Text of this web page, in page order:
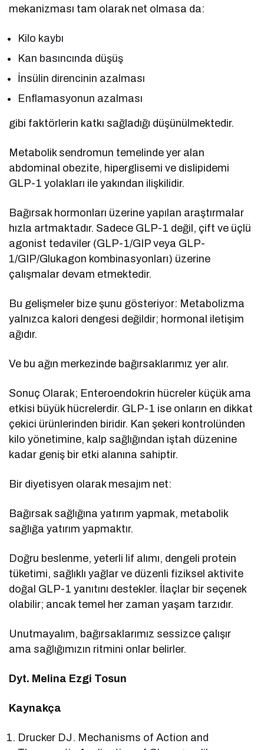
mekanizması tam olarak net olmasa da:
Kilo kaybı
Kan basıncında düşüş
İnsülin direncinin azalması
Enflamasyonun azalması
gibi faktörlerin katkı sağladığı düşünülmektedir.
Metabolik sendromun temelinde yer alan
abdominal obezite, hiperglisemi ve dislipidemi
GLP-1 yolakları ile yakından ilişkilidir.
Bağırsak hormonları üzerine yapılan araştırmalar
hızla artmaktadır. Sadece GLP-1 değil, çift ve üçlü
agonist tedaviler (GLP-1/GIP veya GLP-
1/GIP/Glukagon kombinasyonları) üzerine
çalışmalar devam etmektedir.
Bu gelişmeler bize şunu gösteriyor: Metabolizma
yalnızca kalori dengesi değildir; hormonal iletişim
ağıdır.
Ve bu ağın merkezinde bağırsaklarımız yer alır.
Sonuç Olarak; Enteroendokrin hücreler küçük ama
etkisi büyük hücrelerdir. GLP-1 ise onların en dikkat
çekici ürünlerinden biridir. Kan şekeri kontrolünden
kilo yönetimine, kalp sağlığından iştah düzenine
kadar geniş bir etki alanına sahiptir.
Bir diyetisyen olarak mesajım net:
Bağırsak sağlığına yatırım yapmak, metabolik
sağlığa yatırım yapmaktır.
Doğru beslenme, yeterli lif alımı, dengeli protein
tüketimi, sağlıklı yağlar ve düzenli fiziksel aktivite
doğal GLP-1 yanıtını destekler. İlaçlar bir seçenek
olabilir; ancak temel her zaman yaşam tarzıdır.
Unutmayalım, bağırsaklarımız sessizce çalışır
ama sağlığımızın ritmini onlar belirler.
Dyt. Melina Ezgi Tosun
Kaynakça
Drucker DJ. Mechanisms of Action and